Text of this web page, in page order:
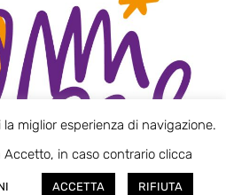
miglior esperienza di navigazione.
in caso contrario clicca
ACCETTA RIFIUTA